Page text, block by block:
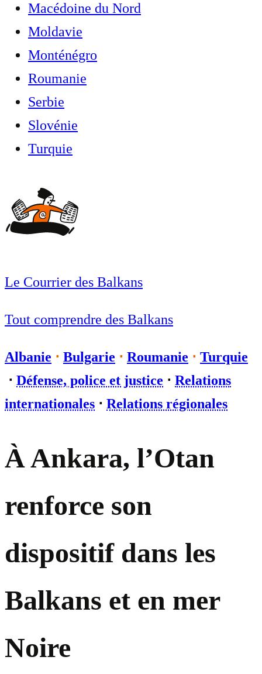
Macédoine du Nord
Moldavie
Monténégro
Roumanie
Serbie
Slovénie
Turquie
Le Courrier des Balkans
Tout comprendre des Balkans
Albanie ⋅ Bulgarie ⋅ Roumanie ⋅ Turquie
⋅ Défense, police et justice ⋅ Relations
internationales ⋅ Relations régionales
À Ankara, l’Otan
renforce son
dispositif dans les
Balkans et en mer
Noire